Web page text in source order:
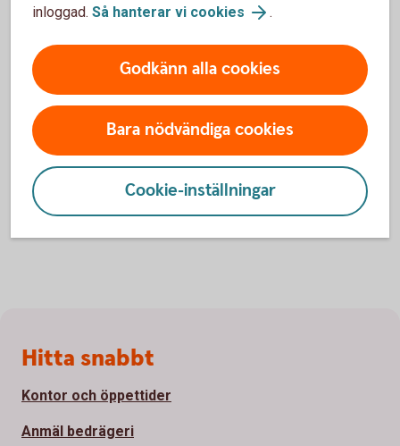
Mobilt BankID
Med Mobilt BankID får du tillgång till alla tjänster i
appen och internetbanken.
Mobilt BankID
inloggad. Så hanterar vi cookies .
Godkänn alla cookies
Bara nödvändiga cookies
Cookie-inställningar
Sidfot
Hitta snabbt
Kontor och öppettider
Anmäl bedrägeri